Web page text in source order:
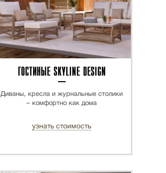
ГОСТИНЫЕ SKYLINE DESIGN
Диваны, кресла и журнальные столики
– комфортно как дома
узнать стоимость